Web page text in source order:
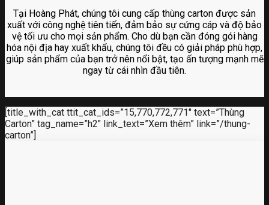
Tại Hoàng Phát, chúng tôi cung cấp thùng carton được sản
xuất với công nghệ tiên tiến, đảm bảo sự cứng cáp và độ bảo
vệ tối ưu cho mọi sản phẩm. Cho dù bạn cần đóng gói hàng
hóa nội địa hay xuất khẩu, chúng tôi đều có giải pháp phù hợp,
giúp sản phẩm của bạn trở nên nổi bật, tạo ấn tượng mạnh mẽ
ngay từ cái nhìn đầu tiên.
[title_with_cat ttit_cat_ids=”15,770,772,771″ text=”Thùng
Carton” tag_name=”h2″ link_text=”Xem thêm” link=”/thung-
carton”]